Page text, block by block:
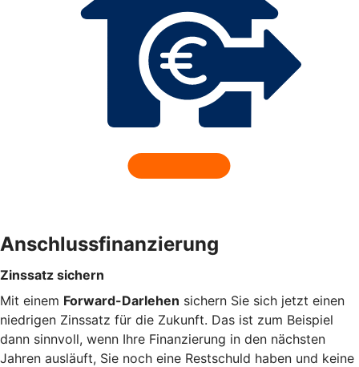
Anschlussfinanzierung
Zinssatz sichern
Mit einem Forward-Darlehen sichern Sie sich jetzt einen
niedrigen Zinssatz für die Zukunft. Das ist zum Beispiel
dann sinnvoll, wenn Ihre Finanzierung in den nächsten
Jahren ausläuft, Sie noch eine Restschuld haben und keine